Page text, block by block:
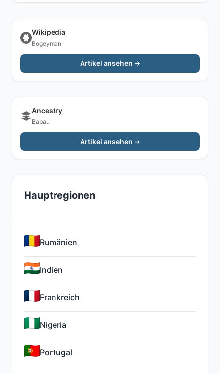
Wikipedia
Bogeyman
Artikel ansehen →
Ancestry
Babau
Artikel ansehen →
Hauptregionen
Rumänien
Indien
Frankreich
Nigeria
Portugal